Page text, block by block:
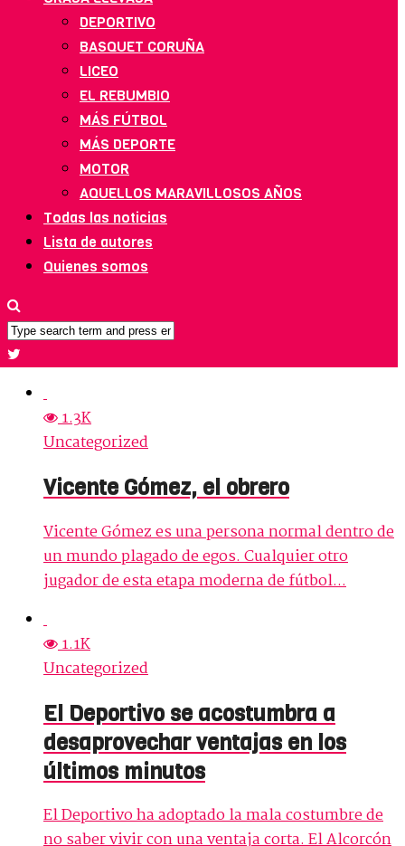
DEPORTIVO
BASQUET CORUÑA
LICEO
EL REBUMBIO
MÁS FÚTBOL
MÁS DEPORTE
MOTOR
AQUELLOS MARAVILLOSOS AÑOS
Todas las noticias
Lista de autores
Quienes somos
1.3K
Uncategorized
Vicente Gómez, el obrero
Vicente Gómez es una persona normal dentro de
un mundo plagado de egos. Cualquier otro
jugador de esta etapa moderna de fútbol...
1.1K
Uncategorized
El Deportivo se acostumbra a
desaprovechar ventajas en los
últimos minutos
El Deportivo ha adoptado la mala costumbre de
no saber vivir con una ventaja corta. El Alcorcón